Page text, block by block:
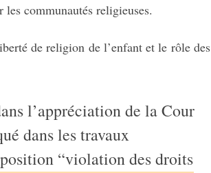
communautés religieuses.
de religion de l’enfant et le rôle des
l’appréciation de la Cour
dans les travaux
“violation des droits